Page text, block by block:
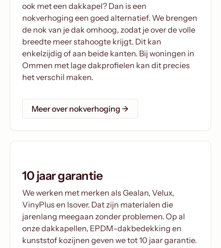
ook met een dakkapel? Dan is een
nokverhoging een goed alternatief. We brengen
de nok van je dak omhoog, zodat je over de volle
breedte meer stahoogte krijgt. Dit kan
enkelzijdig of aan beide kanten. Bij woningen in
Ommen met lage dakprofielen kan dit precies
het verschil maken.
Meer over nokverhoging →
10 jaar garantie
We werken met merken als Gealan, Velux,
VinyPlus en Isover. Dat zijn materialen die
jarenlang meegaan zonder problemen. Op al
onze dakkapellen, EPDM-dakbedekking en
kunststof kozijnen geven we tot 10 jaar garantie.